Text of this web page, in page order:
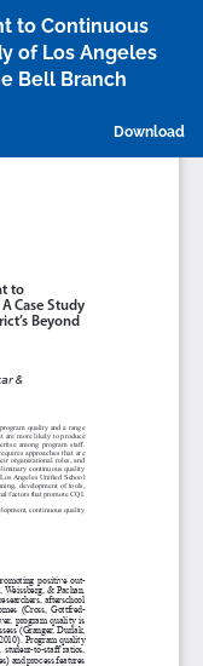
to Continuous
of Los Angeles
Bell Branch
Download